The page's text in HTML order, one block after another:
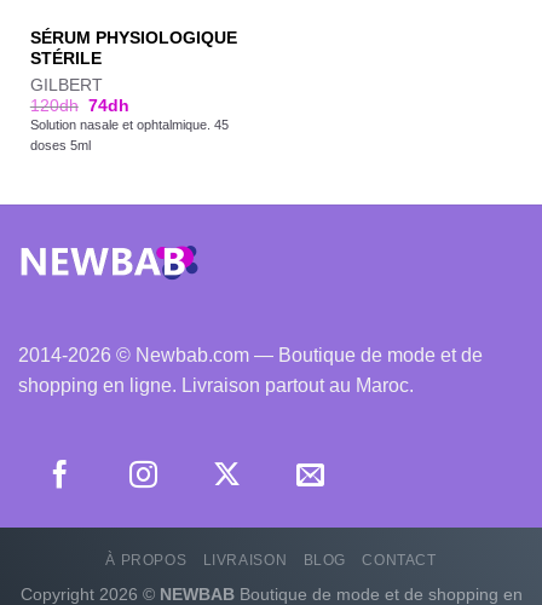
SÉRUM PHYSIOLOGIQUE
STÉRILE
GILBERT
120dh 74dh
Solution nasale et ophtalmique. 45
doses 5ml
2014-2026 © Newbab.com — Boutique de mode et de
shopping en ligne. Livraison partout au Maroc.
À PROPOS LIVRAISON BLOG CONTACT
Copyright 2026 © NEWBABBoutique de mode et de shopping en